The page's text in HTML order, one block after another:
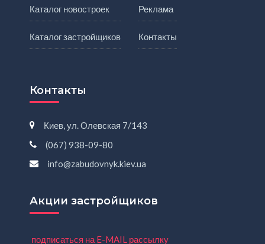
Каталог новостроек
Каталог застройщиков
Реклама
Контакты
Контакты
Киев, ул. Олевская 7/143
(067) 938-09-80
info@zabudovnyk.kiev.ua
Акции застройщиков
подписаться на E-MAIL рассылку